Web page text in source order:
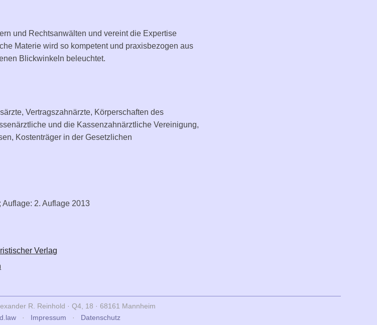
und Rechtsanwälten und vereint die Expertise
Materie wird so kompetent und praxisbezogen aus
Blickwinkeln beleuchtet.
Vertragszahnärzte, Körperschaften des
und die Kassenzahnärztliche Vereinigung,
Kostenträger in der Gesetzlichen
2. Auflage 2013
Verlag
R. Reinhold · Q4, 18 · 68161 Mannheim
· Impressum · Datenschutz